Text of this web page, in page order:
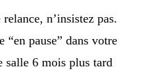
n’insistez pas.
“en pause” dans votre
salle 6 mois plus tard